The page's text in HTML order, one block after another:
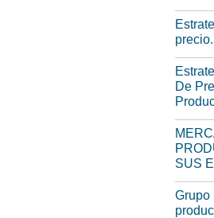
De
SUS
Grupo